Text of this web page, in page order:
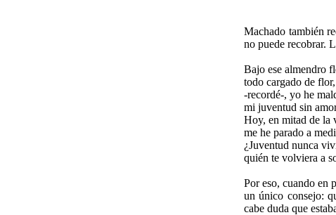
Machado también
no puede recobrar.
Bajo ese almendro
todo cargado de flor,
-recordé-, yo he
mi juventud sin
Hoy, en mitad de la
me he parado a
¿Juventud nunca
quién te volviera a
Por eso, cuando en
un único consejo:
cabe duda que